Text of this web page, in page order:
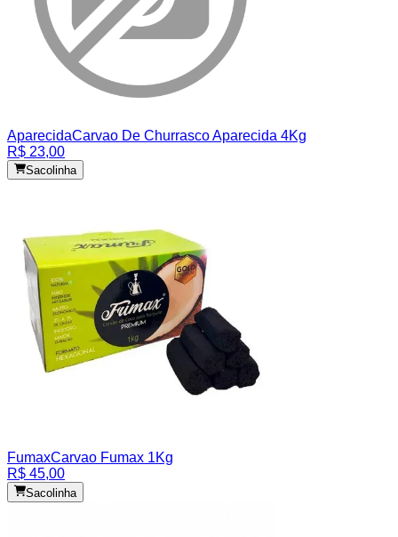
AparecidaCarvao De Churrasco Aparecida 4Kg
R$ 23,00
Sacolinha
FumaxCarvao Fumax 1Kg
R$ 45,00
Sacolinha